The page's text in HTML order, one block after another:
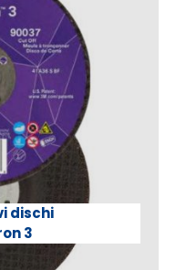
dischi
3